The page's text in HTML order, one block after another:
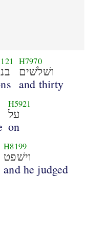
H7970
ושׁלשׁים
and thirty
H5921
על
on
H8199
וישׁפט
and he judged